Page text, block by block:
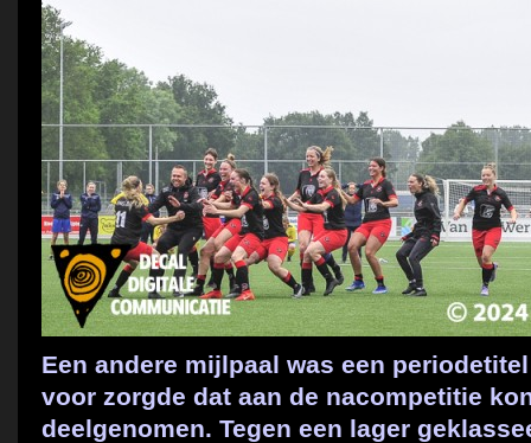
Een andere mijlpaal was een
voor zorgde dat aan de nacompetitie
deelgenomen. Tegen een lager